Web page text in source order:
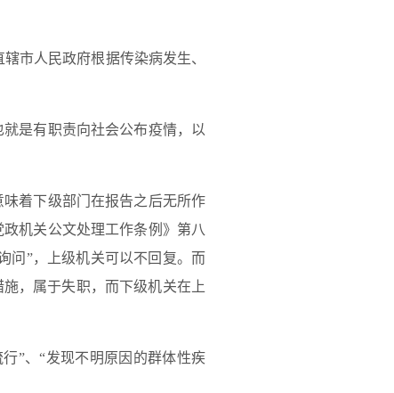
市人民政府根据传染病发生、
是有职责向社会公布疫情，以
着下级部门在报告之后无所作
机关公文处理工作条例》第八
问”，上级机关可以不回复。而
，属于失职，而下级机关在上
”、“发现不明原因的群体性疾